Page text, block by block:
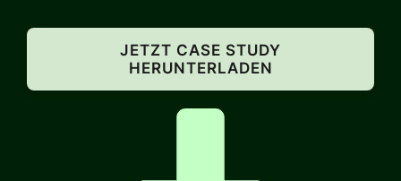
JETZT CASE STUDY
HERUNTERLADEN